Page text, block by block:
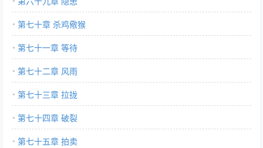
第七十章 杀鸡儆猴
第七十一章 等待
第七十二章 风雨
第七十三章 拉拢
第七十四章 破裂
第七十五章 拍卖